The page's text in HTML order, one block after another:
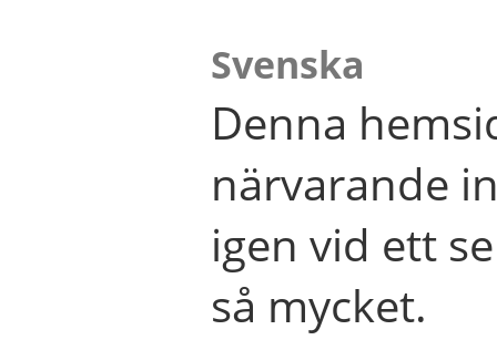
Svenska
Denna
närvarande
igen vid ett
så mycket.